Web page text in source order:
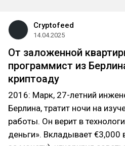
Cryptofeed
14.04.2025
От заложенной
программист из
криптоаду
2016: Марк, 27-летний
Берлина, тратит ночи на
работы. Он верит в
деньги». Вкладывает €3,000